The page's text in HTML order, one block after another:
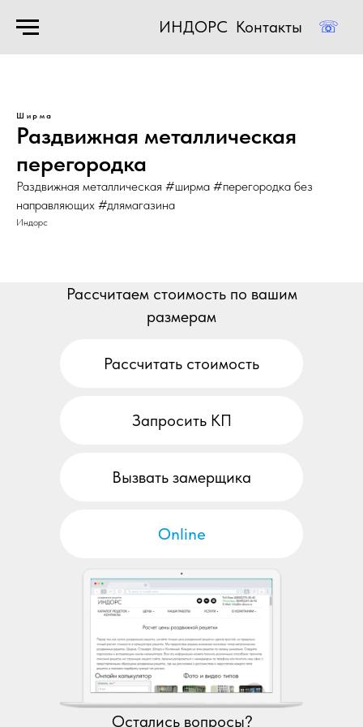
ИНДОРС Контакты ☏
Ширма
Раздвижная металлическая
перегородка
Раздвижная металлическая #ширма #перегородка без
направляющих #длямагазина
Индорс
Рассчитаем стоимость по вашим
размерам
Рассчитать стоимость
Остались вопросы?
Вызвать замерщика
Запросить КП
Online